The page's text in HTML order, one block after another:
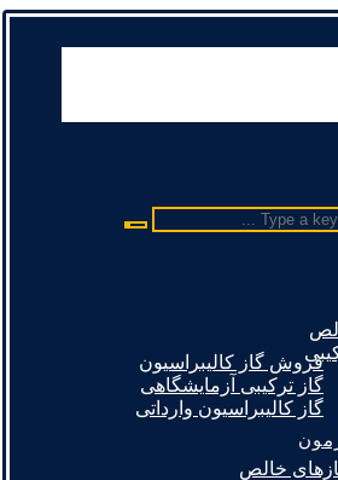
فروش گاز کالیبراسیون
گاز ترکیبی آزمایشگاهی
گاز کالیبراسیون وارداتی
خالص